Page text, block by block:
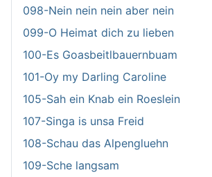
098-Nein nein nein aber nein
099-O Heimat dich zu lieben
100-Es Goasbeitlbauernbuam
101-Oy my Darling Caroline
105-Sah ein Knab ein Roeslein
107-Singa is unsa Freid
108-Schau das Alpengluehn
109-Sche langsam